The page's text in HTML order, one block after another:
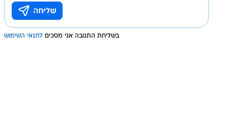
בשליחת התגובה אני מסכים לתנאי השימוש